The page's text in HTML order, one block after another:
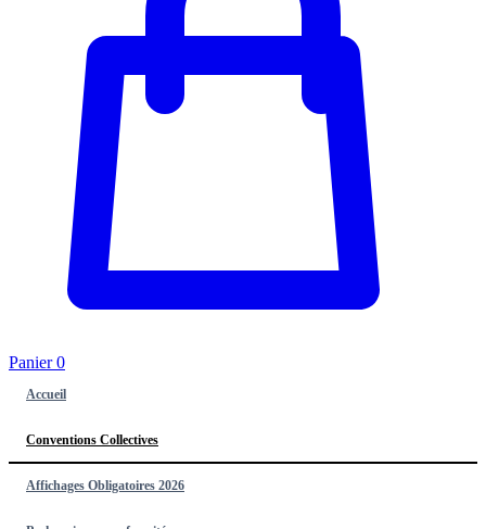
Panier0
Accueil
Conventions Collectives
Affichages Obligatoires 2026